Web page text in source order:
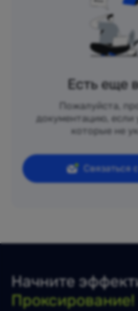
Есть еще
Пожалуйста,
документацию, если
которые не
Начните
Проксирование!